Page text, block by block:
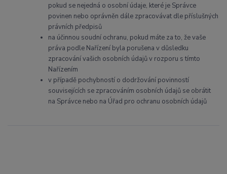
pokud se nejedná o osobní údaje, které je Správce
povinen nebo oprávněn dále zpracovávat dle příslušných
právních předpisů
na účinnou soudní ochranu, pokud máte za to, že vaše
práva podle Nařízení byla porušena v důsledku
zpracování vašich osobních údajů v rozporu s tímto
Nařízením
v případě pochybností o dodržování povinností
souvisejících se zpracováním osobních údajů se obrátit
na Správce nebo na Úřad pro ochranu osobních údajů